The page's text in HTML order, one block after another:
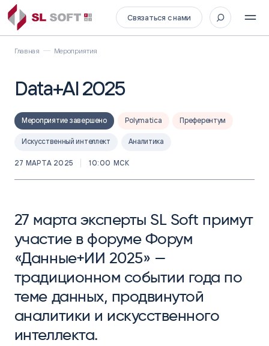
Связаться с нами
Главная Мероприятия
Data+AI 2025
Мероприятие завершено Polymatica Преферентум
Искусственный интеллект Аналитика
27 МАРТА 2025 10:00 МСК
27 марта эксперты SL Soft примут
участие в форуме Форум
«Данные+ИИ 2025» —
традиционном событии года по
теме данных, продвинутой
аналитики и искусственного
интеллекта.